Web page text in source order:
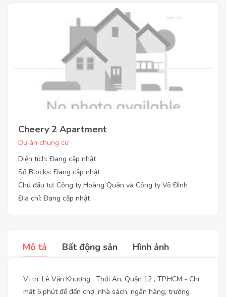
Cheery 2 Apartment
Dự án chung cư
Diện tích: Đang cập nhật
Số Blocks: Đang cập nhật
Chủ đầu tư: Công ty Hoàng Quân và Công ty Võ Đình
Địa chỉ: Đang cập nhật
Mô tả Bất động sản Hình ảnh
Vị trí: Lê Văn Khương , Thới An, Quận 12 , TP.HCM - Chỉ
mất 5 phút để đến chợ, nhà sách, ngân hàng, trường